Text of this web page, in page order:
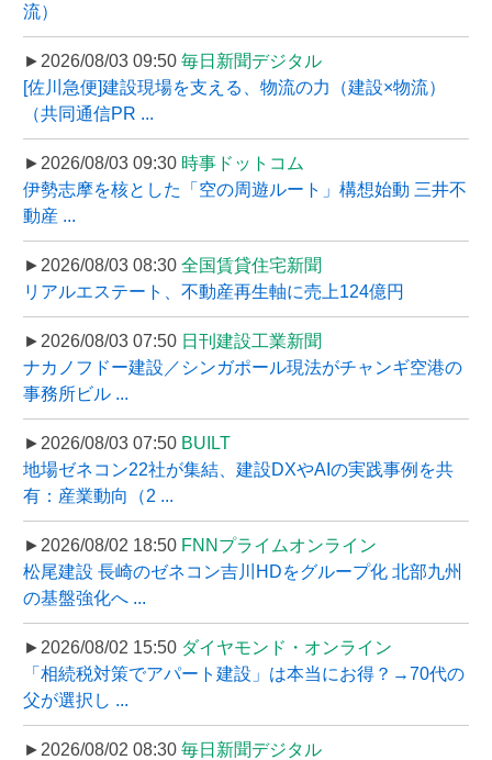
流）
►2026/08/03 09:50 毎日新聞デジタル
[佐川急便]建設現場を支える、物流の力（建設×物流）
（共同通信PR ...
►2026/08/03 09:30 時事ドットコム
伊勢志摩を核とした「空の周遊ルート」構想始動 三井不
動産 ...
►2026/08/03 08:30 全国賃貸住宅新聞
リアルエステート、不動産再生軸に売上124億円
►2026/08/03 07:50 日刊建設工業新聞
ナカノフドー建設／シンガポール現法がチャンギ空港の
事務所ビル ...
►2026/08/03 07:50 BUILT
地場ゼネコン22社が集結、建設DXやAIの実践事例を共
有：産業動向（2 ...
►2026/08/02 18:50 FNNプライムオンライン
松尾建設 長崎のゼネコン吉川HDをグループ化 北部九州
の基盤強化へ ...
►2026/08/02 15:50 ダイヤモンド・オンライン
「相続税対策でアパート建設」は本当にお得？→70代の
父が選択し ...
►2026/08/02 08:30 毎日新聞デジタル